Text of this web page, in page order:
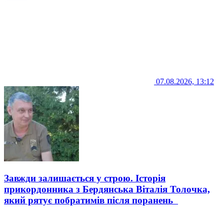
07.08.2026, 13:12
Завжди залишається у строю. Історія
прикордонника з Бердянська Віталія Толочка,
який рятує побратимів після поранень